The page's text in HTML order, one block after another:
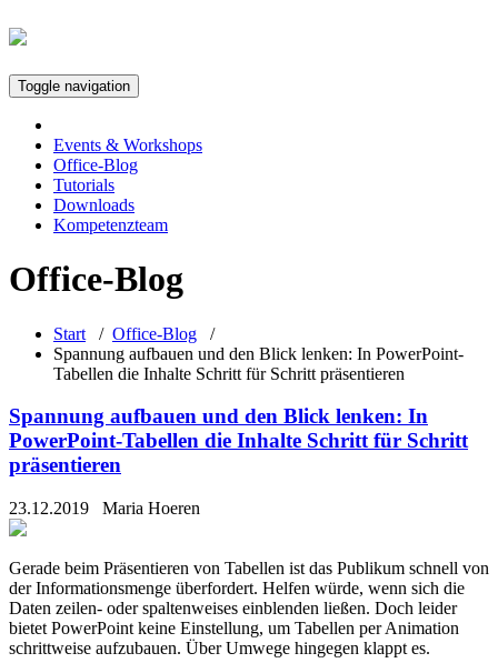
Toggle navigation
Events & Workshops
Office-Blog
Tutorials
Downloads
Kompetenzteam
Office-Blog
Start / Office-Blog /
Spannung aufbauen und den Blick lenken: In PowerPoint-
Tabellen die Inhalte Schritt für Schritt präsentieren
Spannung aufbauen und den Blick lenken: In
PowerPoint-Tabellen die Inhalte Schritt für Schritt
präsentieren
23.12.2019 Maria Hoeren
Gerade beim Präsentieren von Tabellen ist das Publikum schnell von
der Informationsmenge überfordert. Helfen würde, wenn sich die
Daten zeilen- oder spaltenweises einblenden ließen. Doch leider
bietet PowerPoint keine Einstellung, um Tabellen per Animation
schrittweise aufzubauen. Über Umwege hingegen klappt es.